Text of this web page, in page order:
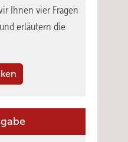
Ihnen vier Fragen
erläutern die